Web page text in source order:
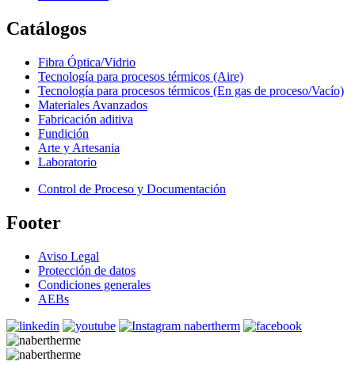
Catálogos
Fibra Óptica/Vidrio
Tecnología para procesos térmicos (Aire)
Tecnología para procesos térmicos (En gas de proceso/Vacío)
Materiales Avanzados
Fabricación aditiva
Fundición
Arte y Artesania
Laboratorio
Control de Proceso y Documentación
Footer
Aviso Legal
Protección de datos
Condiciones generales
AEBs